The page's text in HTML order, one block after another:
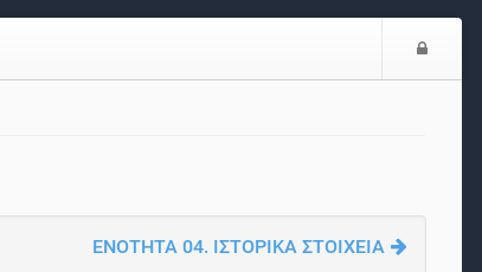
ΕΝΟΤΗΤΑ 04. ΙΣΤΟΡΙΚΑ ΣΤΟΙΧΕΙΑ